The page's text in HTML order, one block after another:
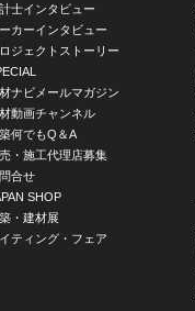
士インタビュー
カーインタビュー
ジェクトストーリー
ナビメールマガジン
動画チャンネル
何でもQ＆A
・施工代理店募集
合せ
SHOP
・建材展
ティング・フェア